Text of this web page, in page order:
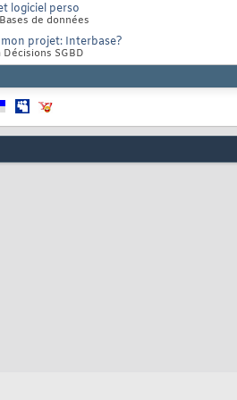
logiciel perso
de données
projet: Interbase?
SGBD